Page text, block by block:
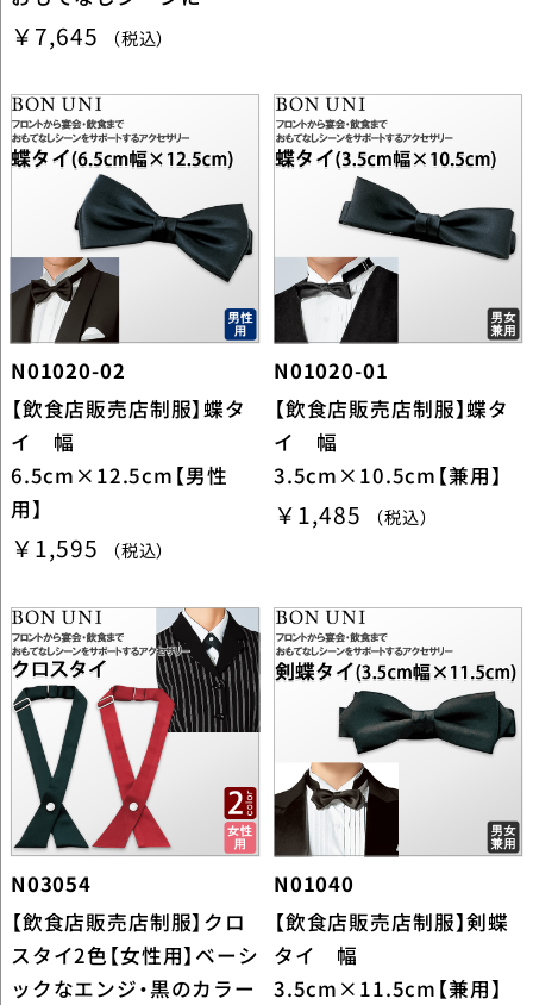
￥7,645 （税込）
N01020-02
【飲食店販売店制服】蝶タ
イ 幅
6.5cm×12.5cm【男性
用】
￥1,595 （税込）
N01020-01
【飲食店販売店制服】蝶タ
イ 幅
3.5cm×10.5cm【兼用】
￥1,485 （税込）
N03054
【飲食店販売店制服】クロ
スタイ2色【女性用】ベーシ
ックなエンジ・黒のカラー
N01040
【飲食店販売店制服】剣蝶
タイ 幅
3.5cm×11.5cm【兼用】